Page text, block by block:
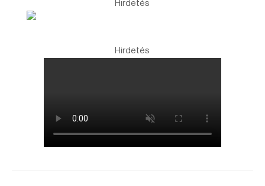
Hirdetés
Hirdetés